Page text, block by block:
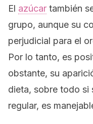
El azúcar también
grupo, aunque su
perjudicial para el
Por lo tanto, es
obstante, su
dieta, sobre todo si
regular, es